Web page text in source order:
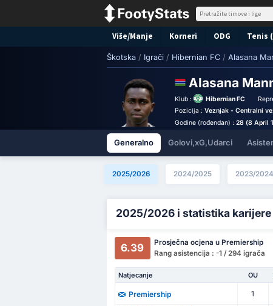
Više/Manje Korneri ODG Tenis
Škotska / Igrači / Hibernian FC / Alasana
Alasana
Klub : Hibernian FC
Pozicija :Veznjak - Centralni
Godine (rođendan) :28 (8 April
Generalno Golovi,xG,Udarci
2025/2026 2024/2025 2023/2024
2025/2026 i statistika karijere
6.39
Prosječna ocjena u Premiership
Rang asistencija : -1 / 294 igrača
Natjecanje OU
Premiership 1